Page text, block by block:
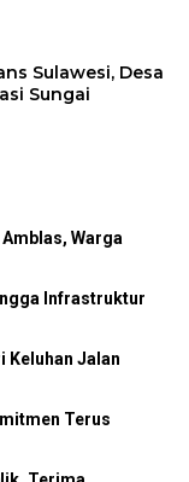
Sulawesi, Desa
Sungai
Warga
Infrastruktur
Keluhan Jalan
Terus